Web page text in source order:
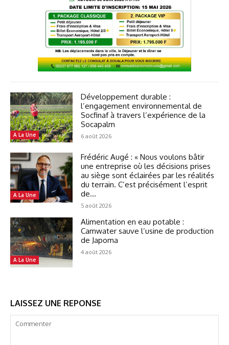
A La Une
Développement durable :
l’engagement environnemental de
Socfinaf à travers l’expérience de la
Socapalm
6 août 2026
A La Une
Frédéric Augé : « Nous voulons bâtir
une entreprise où les décisions prises
au siège sont éclairées par les réalités
du terrain. C’est précisément l’esprit
de...
5 août 2026
A La Une
Alimentation en eau potable :
Camwater sauve l’usine de production
de Japoma
4 août 2026
LAISSEZ UNE REPONSE